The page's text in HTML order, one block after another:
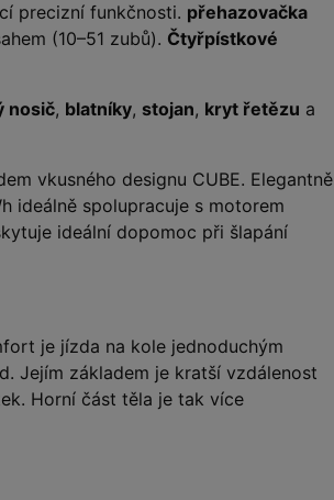
precizní funkčnosti. přehazovačka
(10–51 zubů). Čtyřpístkové
nosič, blatníky, stojan, kryt řetězu a
vkusného designu CUBE. Elegantně
ideálně spolupracuje s motorem
ideální dopomoc při šlapání
je jízda na kole jednoduchým
Jejím základem je kratší vzdálenost
Horní část těla je tak více